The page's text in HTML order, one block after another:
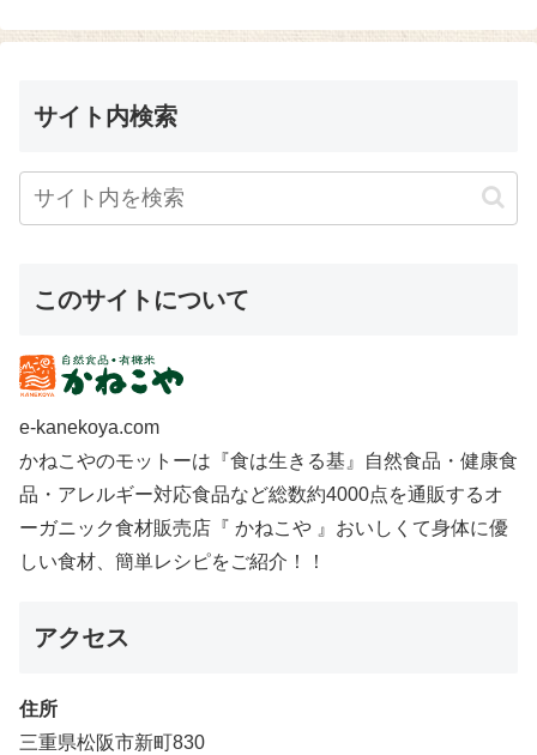
サイト内検索
このサイトについて
e-kanekoya.com
かねこやのモットーは『食は生きる基』自然食品・健康食
品・アレルギー対応食品など総数約4000点を通販するオ
ーガニック食材販売店『 かねこや 』おいしくて身体に優
しい食材、簡単レシピをご紹介！！
アクセス
住所
三重県松阪市新町830